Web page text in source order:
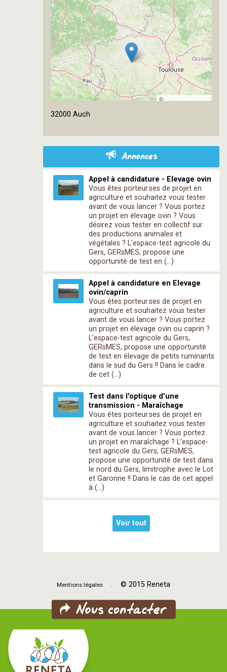
©
32000 Auch
Annonces
Appel à candidature - Elevage ovin
Vous êtes porteur.ses de projet en
agriculture et souhaitez vous tester
avant de vous lancer ? Vous portez
un projet en élevage ovin ? Vous
désirez vous tester en collectif sur
des productions animales et
végétales ? L’espace-test agricole du
Gers, GERsMES, propose une
opportunité de test en (…)
Appel à candidature en Elevage
ovin/caprin
Vous êtes porteur.ses de projet en
agriculture et souhaitez vous tester
avant de vous lancer ? Vous portez
un projet en élevage ovin ou caprin ?
L’espace-test agricole du Gers,
GERsMES, propose une opportunité
de test en élevage de petits ruminants
dans le sud du Gers !! Dans le cadre
de cet (…)
Test dans l'optique d'une
transmission - Maraîchage
Vous êtes porteur.ses de projet en
agriculture et souhaitez vous tester
avant de vous lancer ? Vous portez
un projet en maraîchage ? L’espace-
test agricole du Gers, GERsMES,
propose une opportunité de test dans
le nord du Gers, limitrophe avec le Lot
et Garonne !! Dans le cas de cet appel
à (…)
Voir tout
Mentions légales . © 2015 Reneta